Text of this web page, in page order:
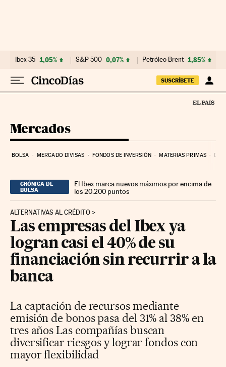
Ibex 35 1,05% S&P 500 0,07% Petróleo Brent 1,85%
SUSCRÍBETE
Mercados
BOLSA MERCADO DIVISAS FONDOS DE INVERSIÓN MATERIAS PRIMAS
CRÓNICA DE
BOLSA
El Ibex marca nuevos máximos por encima de
los 20.200 puntos
ALTERNATIVAS AL CRÉDITO
Las empresas del Ibex ya
logran casi el 40% de su
financiación sin recurrir a la
banca
La captación de recursos mediante
emisión de bonos pasa del 31% al 38% en
tres años Las compañías buscan
diversificar riesgos y lograr fondos con
mayor flexibilidad